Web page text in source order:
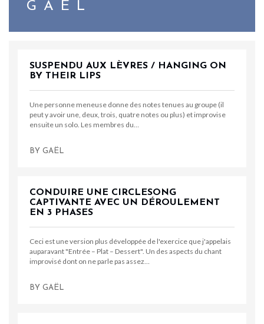
GAËL
SUSPENDU AUX LÈVRES / HANGING ON
BY THEIR LIPS
Une personne meneuse donne des notes tenues au groupe (il
peut y avoir une, deux, trois, quatre notes ou plus) et improvise
ensuite un solo. Les membres du…
BY GAËL
CONDUIRE UNE CIRCLESONG
CAPTIVANTE AVEC UN DÉROULEMENT
EN 3 PHASES
Ceci est une version plus développée de l'exercice que j'appelais
auparavant "Entrée – Plat – Dessert". Un des aspects du chant
improvisé dont on ne parle pas assez…
BY GAËL